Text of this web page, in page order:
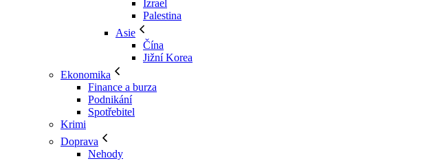
Izrael
Palestina
Asie
Čína
Jižní Korea
Ekonomika
Finance a burza
Podnikání
Spotřebitel
Krimi
Doprava
Nehody